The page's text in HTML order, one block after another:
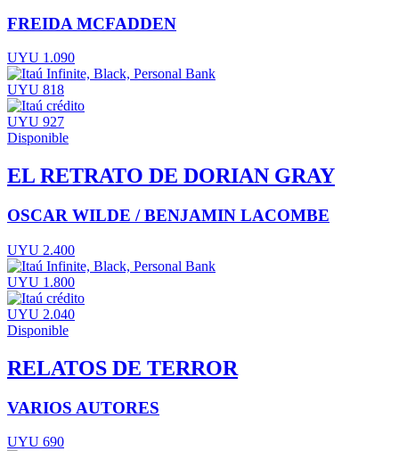
FREIDA MCFADDEN
UYU 1.090
UYU 818
UYU 927
Disponible
EL RETRATO DE DORIAN GRAY
OSCAR WILDE / BENJAMIN LACOMBE
UYU 2.400
UYU 1.800
UYU 2.040
Disponible
RELATOS DE TERROR
VARIOS AUTORES
UYU 690